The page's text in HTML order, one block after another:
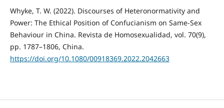
Whyke, T. W. (2022). Discourses of Heteronormativity and
Power: The Ethical Position of Confucianism on Same-Sex
Behaviour in China. Revista de Homosexualidad, vol. 70(9),
pp. 1787–1806, China.
https://doi.org/10.1080/00918369.2022.2042663